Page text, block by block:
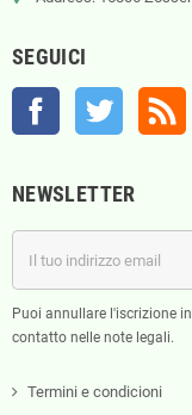
SEGUICI
Facebook Twitter
NEWSLETTER
Puoi annullare l'iscrizione
contatto nelle note legali.
Termini e condicioni